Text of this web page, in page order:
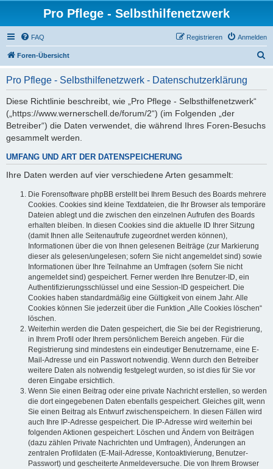
Pro Pflege - Selbsthilfenetzwerk
FAQ Anmelden
Registrieren
Foren-Übersicht
Pro Pflege - Selbsthilfenetzwerk - Datenschutzerklärung
Diese Richtlinie beschreibt, wie „Pro Pflege - Selbsthilfenetzwerk“
(„https://www.wernerschell.de/forum/2“) (im Folgenden „der
Betreiber“) die Daten verwendet, die während Ihres Foren-Besuchs
gesammelt werden.
UMFANG UND ART DER DATENSPEICHERUNG
Ihre Daten werden auf vier verschiedene Arten gesammelt:
Die Forensoftware phpBB erstellt bei Ihrem Besuch des Boards mehrere
Cookies. Cookies sind kleine Textdateien, die Ihr Browser als temporäre
Dateien ablegt und die zwischen den einzelnen Aufrufen des Boards
erhalten bleiben. In diesen Cookies sind die aktuelle ID Ihrer Sitzung
(damit Ihnen alle Seitenaufrufe zugeordnet werden können),
Informationen über die von Ihnen gelesenen Beiträge (zur Markierung
dieser als gelesen/ungelesen; sofern Sie nicht angemeldet sind) sowie
Informationen über Ihre Teilnahme an Umfragen (sofern Sie nicht
angemeldet sind) gespeichert. Ferner werden Ihre Benutzer-ID, ein
Authentifizierungsschlüssel und eine Session-ID gespeichert. Die
Cookies haben standardmäßig eine Gültigkeit von einem Jahr. Alle
Cookies können Sie jederzeit über die Funktion „Alle Cookies löschen“
löschen.
Weiterhin werden die Daten gespeichert, die Sie bei der Registrierung,
in Ihrem Profil oder Ihrem persönlichem Bereich angeben. Für die
Registrierung sind mindestens ein eindeutiger Benutzername, eine E-
Mail-Adresse und ein Passwort notwendig. Wenn durch den Betreiber
weitere Daten als notwendig festgelegt wurden, so ist dies für Sie vor
deren Eingabe ersichtlich.
Wenn Sie einen Beitrag oder eine private Nachricht erstellen, so werden
die dort eingegebenen Daten ebenfalls gespeichert. Gleiches gilt, wenn
Sie einen Beitrag als Entwurf zwischenspeichern. In diesen Fällen wird
auch Ihre IP-Adresse gespeichert. Die IP-Adresse wird weiterhin bei
folgenden Aktionen gespeichert: Löschen und Ändern von Beiträgen
(dazu zählen Private Nachrichten und Umfragen), Änderungen an
zentralen Profildaten (E-Mail-Adresse, Kontoaktivierung, Benutzer-
Passwort) und gescheiterte Anmeldeversuche. Die von Ihrem Browser